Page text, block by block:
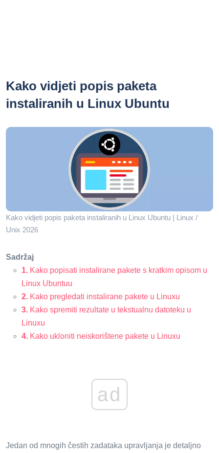
Kako vidjeti popis paketa
instaliranih u Linux Ubuntu
Kako vidjeti popis paketa instaliranih u Linux Ubuntu | Linux /
Unix 2026
Sadržaj
1. Kako popisati instalirane pakete s kratkim opisom u
Linux Ubuntuu
2. Kako pregledati instalirane pakete u Linuxu
3. Kako spremiti rezultate u tekstualnu datoteku u
Linuxu
4. Kako ukloniti neiskorištene pakete u Linuxu
ad
Jedan od mnogih čestih zadataka upravljanja je detaljno